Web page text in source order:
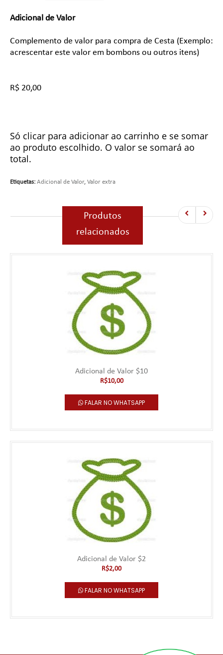
Adicional de Valor
Complemento de valor para compra de Cesta (Exemplo:
acrescentar este valor em bombons ou outros itens)
R$ 20,00
Só clicar para adicionar ao carrinho e se somar
ao produto escolhido. O valor se somará ao
total.
Etiquetas: Adicional de Valor, Valor extra
Produtos
relacionados
Adicional de Valor $10
R$10,00
FALAR NO WHATSAPP
Adicional de Valor $2
R$2,00
FALAR NO WHATSAPP